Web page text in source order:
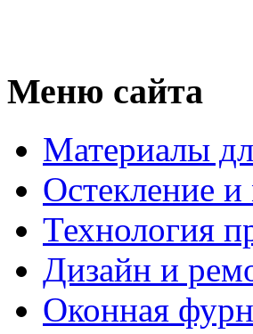
Меню сайта
Материалы
Остекление
Технология
Дизайн и
Оконная